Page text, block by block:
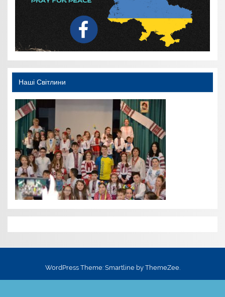
Наші Світлини
WordPress Theme: Smartline by ThemeZee.